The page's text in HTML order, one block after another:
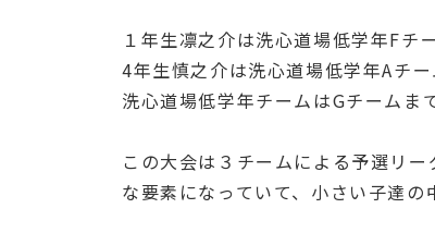
１年生凛之介は洗心道場低学年Fチ
4年生慎之介は洗心道場低学年Aチー
洗心道場低学年チームはGチームま
この大会は３チームによる予選リ
な要素になっていて、小さい子達の